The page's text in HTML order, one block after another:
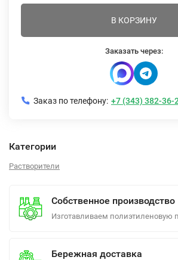
В КОРЗИНУ
Заказать через:
Заказ по телефону: +7 (343) 382-36-
Категории
Растворители
Собственное производство
Изготавливаем полиэтиленовую
Бережная доставка